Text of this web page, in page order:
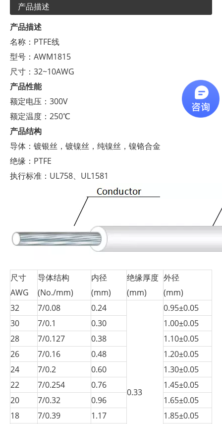
产品描述
产品描述
名称：PTFE线
型号：AWM1815
尺寸：32~10AWG
产品性能
额定电压：300V
额定温度：250℃
产品结构
导体：镀银丝，镀镍丝，纯镍丝，镍铬合金
绝缘：PTFE
执行标准：UL758、UL1581
尺寸
AWG
导体结构
(No./mm)
内径
(mm)
绝缘厚度
(mm)
外径
(mm)
32
7/0.08 0.24
0.33
0.95±0.05
30
7/0.1 0.30
1.00±0.05
28
7/0.127 0.38
1.10±0.05
26
7/0.16 0.48
1.20±0.05
24
7/0.2 0.60
1.30±0.05
22
7/0.254 0.76
1.45±0.05
20
7/0.32 0.96
1.65±0.05
18
7/0.39 1.17
1.85±0.05